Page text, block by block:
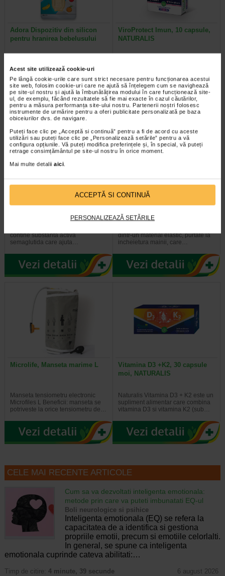
Acest site utilizează cookie-uri
Pe lângă cookie-urile care sunt strict necesare pentru funcționarea acestui
site web, folosim cookie-uri care ne ajută să înțelegem cum se navighează
pe site-ul nostru și ajută la îmbunătățirea modului în care funcționează site-
ul, de exemplu, făcând rezultatele să fie mai exacte în cazul căutărilor,
pentru a măsura performanța site-ului nostru. Partenerii noștri folosesc
instrumente de urmărire pentru a oferi publicitate personalizată pe baza
obiceiurilor dvs. de navigare.
Puteți face clic pe „Acceptă si continuă” pentru a fi de acord cu aceste
utilizări sau puteți face clic pe „Personalizează setările” pentru a vă
configura opțiunile. Vă puteți modifica preferințele și, în special, vă puteți
retrage consimțământul pe site-ul nostru în orice moment.
Mai multe detalii aici.
ACCEPTĂ SI CONTINUĂ
PERSONALIZEAZĂ SETĂRILE
Adora Dispozitiv din silicon
pentru hranirea bebelusului
a usura tranzitia de la hranirea cu
lichide la cea cu alimente solide…
ViroProtect Imun, 10 capsule,
NATURALIS
Ozempic 0.5 mg, 3 stilouri
injectoare (pen-uri)…
contine substanta activa
semaglutida care ajuta…
SEA-BAND bratara adulti
dintr-un material elastic, purtate la
incheietura mainii, care…
Microlife, Manseta marime L
Manseta tensiometru electronic
Microfiles L Beneficii: manseta se
potriveste la orice tensiometru de…
Vitamina D3 +K2, 30 capsule
moi, NATURALIS
Naturalis Vitamina D3 + K2 este un
supliment alimentar care combina
vitamina D3 si vitamina K2 (sub…
CELE MAI RECENTE ARTICOLE
Cum sa va dezvoltati inteligenta emotionala:
metode prin care va puteti imbunatati EQ-ul
Boli neurologice si psihice
Inteligenta emotionala (EQ) se refera la
capacitatea de a identifica si gestiona
propriile emotii, precum si emotiile celorlalti.
In general, se spune ca inteligenta
emotionala cuprinde cateva abilitati:…
Timp de citire: 4 minute, 39 secunde 6 august 2026